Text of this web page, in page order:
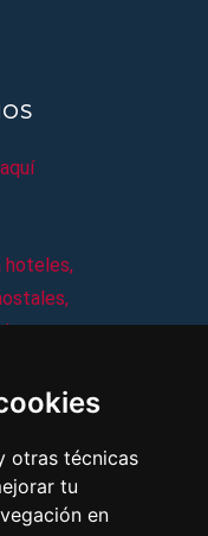
otras técnicas
tu
en
hoteles,
de uso